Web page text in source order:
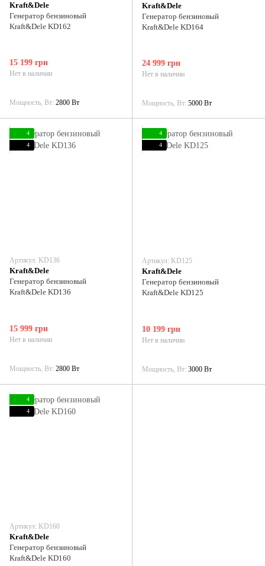
Kraft&Dele
Генератор бензиновый
Kraft&Dele KD162
15 199 грн
Нет в наличии
Мощность, Вт 2800 Вт
Kraft&Dele
Генератор бензиновый
Kraft&Dele KD164
24 999 грн
Нет в наличии
Мощность, Вт 5000 Вт
4
4
Артикул: KD136
Kraft&Dele
Генератор бензиновый
Kraft&Dele KD136
15 999 грн
Нет в наличии
Мощность, Вт 2800 Вт
4
4
Артикул: KD125
Kraft&Dele
Генератор бензиновый
Kraft&Dele KD125
10 199 грн
Нет в наличии
Мощность, Вт 3000 Вт
4
4
Артикул: KD160
Kraft&Dele
Генератор бензиновый
Kraft&Dele KD160